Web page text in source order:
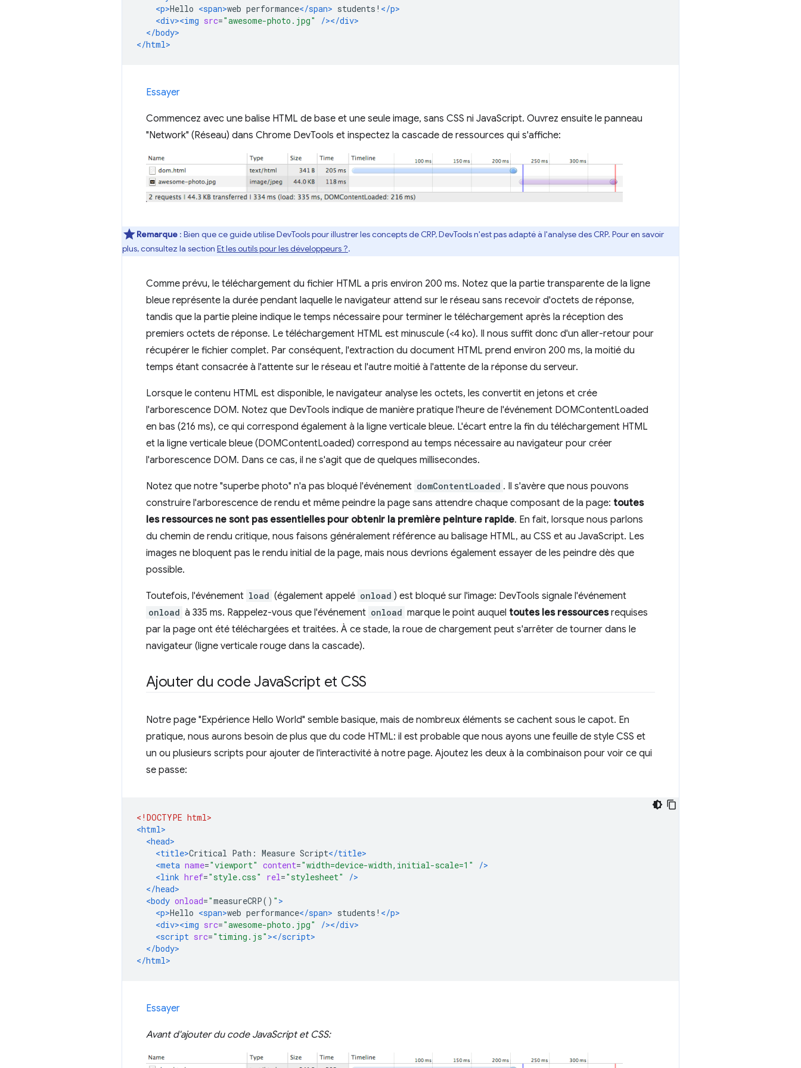
<p>Hello <span>web performance</span> students! </p>
<div><img src="awesome-photo.jpg"
/></div>
</body>
</html>
Essayer
Commencez avec une balise HTML de base et une seule image, sans CSS ni JavaScript. Ouvrez ensuite le panneau
"Network" (Réseau) dans Chrome DevTools et inspectez la cascade de ressources qui s'affiche:
Remarque : Bien que ce guide utilise DevTools pour illustrer les concepts de CRP, DevTools n'est pas adapté à l'analyse des CRP. Pour en savoir
plus, consultez la section Et les outils pour les développeurs ?.
Comme prévu, le téléchargement du fichier HTML a pris environ 200 ms. Notez que la partie transparente de la ligne
bleue représente la durée pendant laquelle le navigateur attend sur le réseau sans recevoir d'octets de réponse,
tandis que la partie pleine indique le temps nécessaire pour terminer le téléchargement après la réception des
premiers octets de réponse. Le téléchargement HTML est minuscule (<4 ko). Il nous suffit donc d'un aller-retour pour
récupérer le fichier complet. Par conséquent, l'extraction du document HTML prend environ 200 ms, la moitié du
temps étant consacrée à l'attente sur le réseau et l'autre moitié à l'attente de la réponse du serveur.
Lorsque le contenu HTML est disponible, le navigateur analyse les octets, les convertit en jetons et crée
l'arborescence DOM. Notez que DevTools indique de manière pratique l'heure de l'événement DOMContentLoaded
en bas (216 ms), ce qui correspond également à la ligne verticale bleue. L'écart entre la fin du téléchargement HTML
et la ligne verticale bleue (DOMContentLoaded) correspond au temps nécessaire au navigateur pour créer
l'arborescence DOM. Dans ce cas, il ne s'agit que de quelques millisecondes.
Notez que notre "superbe photo" n'a pas bloqué l'événement domContentLoaded . Il s'avère que nous pouvons
construire l'arborescence de rendu et même peindre la page sans attendre chaque composant de la page: toutes
les ressources ne sont pas essentielles pour obtenir la première peinture rapide. En fait, lorsque nous parlons
du chemin de rendu critique, nous faisons généralement référence au balisage HTML, au CSS et au JavaScript. Les
images ne bloquent pas le rendu initial de la page, mais nous devrions également essayer de les peindre dès que
possible.
Toutefois, l'événement load (également appelé onload ) est bloqué sur l'image: DevTools signale l'événement
onload à 335 ms. Rappelez-vous que l'événement onload marque le point auquel toutes les ressourcesrequises
par la page ont été téléchargées et traitées. À ce stade, la roue de chargement peut s'arrêter de tourner dans le
navigateur (ligne verticale rouge dans la cascade).
Ajouter du code JavaScript et CSS
Notre page "Expérience Hello World" semble basique, mais de nombreux éléments se cachent sous le capot. En
pratique, nous aurons besoin de plus que du code HTML: il est probable que nous ayons une feuille de style CSS et
un ou plusieurs scripts pour ajouter de l'interactivité à notre page. Ajoutez les deux à la combinaison pour voir ce qui
se passe:
<!DOCTYPE html>
<html>
<head>
<title>Critical Path: Measure Script</title>
<meta name="viewport" content="width=device-width,initial-scale=1"
/>
<link href="style.css" rel="stylesheet"
/>
</head>
<body onload="measureCRP() " >
<p>Hello <span>web performance</span> students! </p>
<div><img src="awesome-photo.jpg"
/></div>
<script src="timing.js" ></script>
</body>
</html>
Essayer
Avant d'ajouter du code JavaScript et CSS: